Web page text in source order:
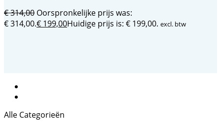
€314,00 Oorspronkelijke prijs was:
€ 314,00.€ 199,00Huidige prijs is: € 199,00. excl. btw
Alle Categorieën